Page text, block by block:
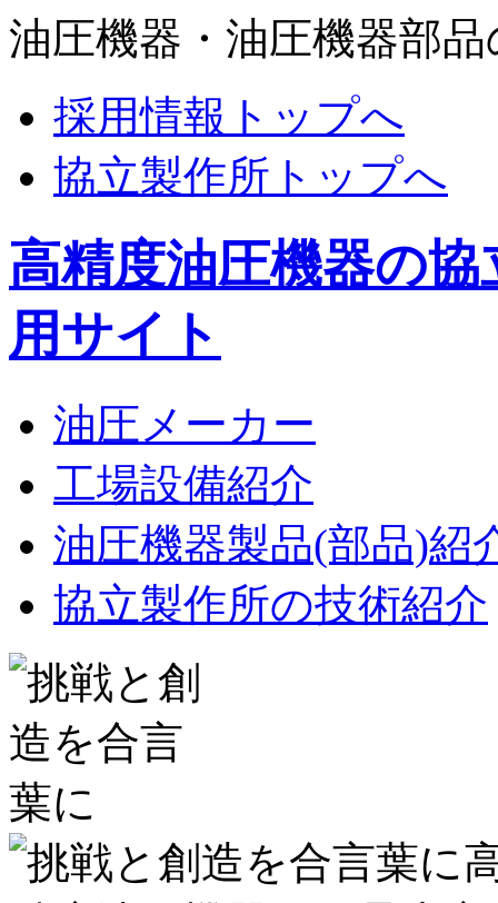
油圧機器・油圧機器部
採用情報トップへ
協立製作所トップへ
高精度油圧機器の
用サイト
油圧メーカー
工場設備紹介
油圧機器製品(部品)紹
協立製作所の技術紹介